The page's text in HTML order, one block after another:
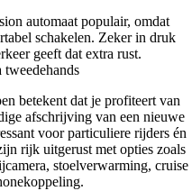
automaat populair, omdat
schakelen. Zeker in druk
geeft dat extra rust.
betekent dat je profiteert van
afschrijving van een nieuwe
voor particuliere rijders én
rijk uitgerust met opties zoals
stoelverwarming, cruise